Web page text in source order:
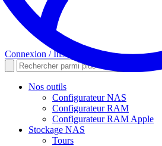
Connexion / Inscription
Nos outils
Configurateur NAS
Configurateur RAM
Configurateur RAM Apple
Stockage NAS
Tours